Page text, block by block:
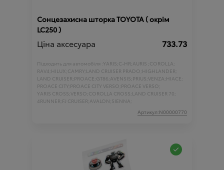
Сонцезахисна шторка TOYOTA ( окрім
LC250 )
Ціна аксесуара 733.73
Підходить для автомобіля :YARIS;C-HR;AURIS ;COROLLA;
RAV4;HILUX;CAMRY;LAND CRUISER PRADO;HIGHLANDER;
LAND CRUISER;PROACE;GT86;AVENSIS;PRIUS;VENZA;HIACE;
PROACE CITY;PROACE CITY VERSO;PROACE VERSO;
YARIS CROSS;VERSO;COROLLA CROSS;LAND CRUISER 70;
4RUNNER;FJ CRUISER;AVALON;SIENNA;
Артикул:N00000770